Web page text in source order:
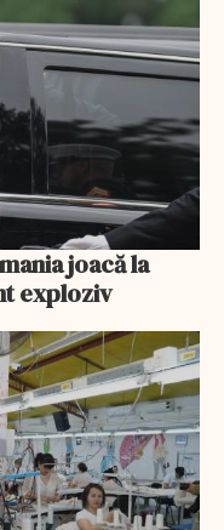
joacă la
exploziv